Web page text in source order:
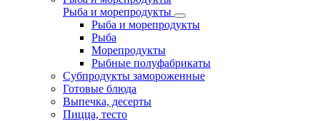
Рыба и морепродукты
Рыба и морепродукты
Рыба
Морепродукты
Рыбные полуфабрикаты
Субпродукты замороженные
Готовые блюда
Выпечка, десерты
Пицца, тесто